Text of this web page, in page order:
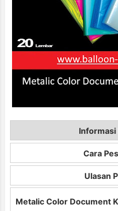
Informasi
Metalic Color Document
Cara
Ulasan